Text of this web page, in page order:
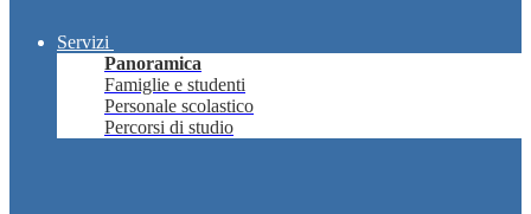
Servizi
Panoramica
Famiglie e studenti
Personale scolastico
Percorsi di studio